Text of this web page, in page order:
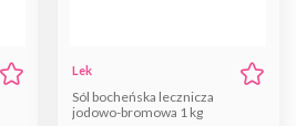
Lek
Sól bocheńska lecznicza
jodowo-bromowa 1 kg